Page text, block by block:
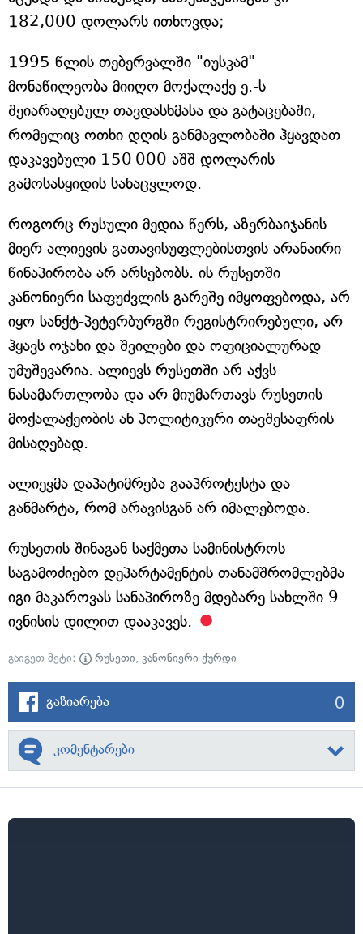
182,000 დოლარს ითხოვდა;
1995 წლის თებერვალში "იუსკამ"
მონაწილეობა მიიღო მოქალაქე ე.-ს
შეიარაღებულ თავდასხმასა და გატაცებაში,
რომელიც ოთხი დღის განმავლობაში ჰყავდათ
დაკავებული 150 000 აშშ დოლარის
გამოსასყიდის სანაცვლოდ.
როგორც რუსული მედია წერს, აზერბაიჯანის
მიერ ალიევის გათავისუფლებისთვის არანაირი
წინაპირობა არ არსებობს. ის რუსეთში
კანონიერი საფუძვლის გარეშე იმყოფებოდა, არ
იყო სანქტ-პეტერბურგში რეგისტრირებული, არ
ჰყავს ოჯახი და შვილები და ოფიციალურად
უმუშევარია. ალიევს რუსეთში არ აქვს
ნასამართლობა და არ მიუმართავს რუსეთის
მოქალაქეობის ან პოლიტიკური თავშესაფრის
მისაღებად.
ალიევმა დაპატიმრება გააპროტესტა და
განმარტა, რომ არავისგან არ იმალებოდა.
რუსეთის შინაგან საქმეთა სამინისტროს
საგამოძიებო დეპარტამენტის თანამშრომლებმა
იგი მაკაროვას სანაპიროზე მდებარე სახლში 9
ივნისის დილით დააკავეს.
გაიგეთ მეტი: რუსეთი, კანონიერი ქურდი
გაზიარება 0
კომენტარები